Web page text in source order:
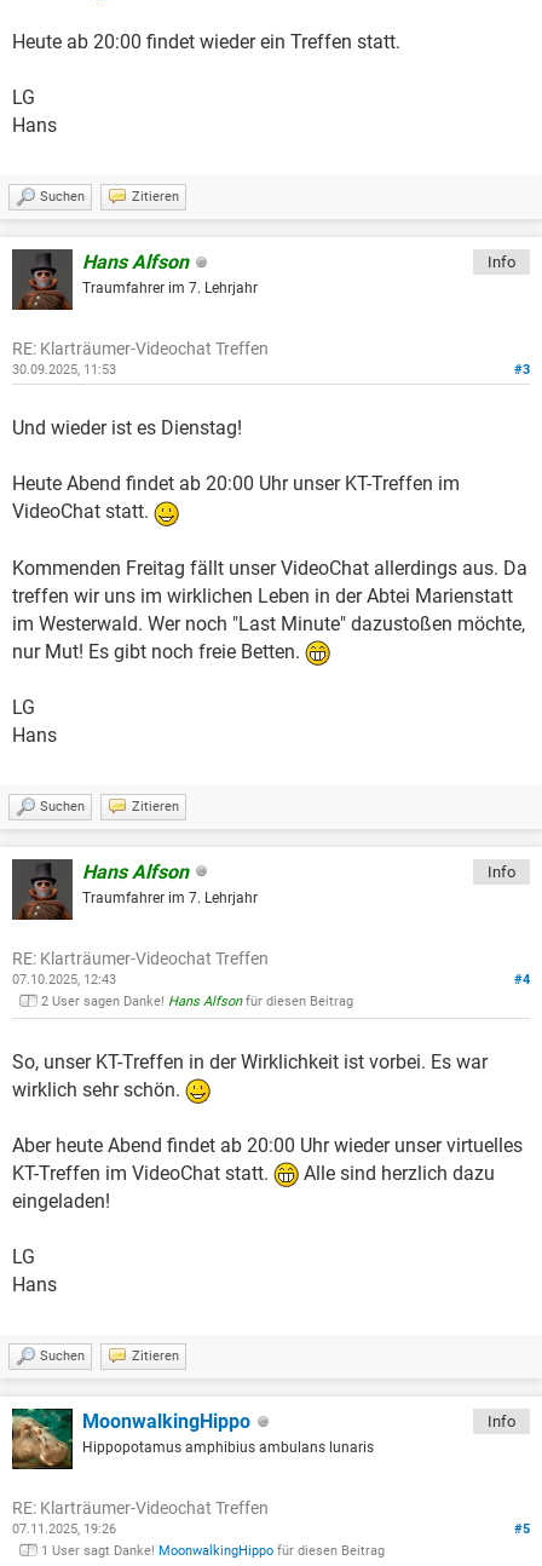
Heute ab 20:00 findet wieder ein Treffen statt.
LG
Hans
Suchen Zitieren
Hans Alfson
Traumfahrer im 7. Lehrjahr
Info
RE: Klarträumer-Videochat Treffen
#3
30.09.2025, 11:53
Und wieder ist es Dienstag!
Heute Abend findet ab 20:00 Uhr unser KT-Treffen im
VideoChat statt.
Kommenden Freitag fällt unser VideoChat allerdings aus. Da
treffen wir uns im wirklichen Leben in der Abtei Marienstatt
im Westerwald. Wer noch "Last Minute" dazustoßen möchte,
nur Mut! Es gibt noch freie Betten.
LG
Hans
Suchen Zitieren
Hans Alfson
Traumfahrer im 7. Lehrjahr
Info
RE: Klarträumer-Videochat Treffen
#4
07.10.2025, 12:43
2 User sagen Danke! Hans Alfsonfür diesen Beitrag
So, unser KT-Treffen in der Wirklichkeit ist vorbei. Es war
wirklich sehr schön.
Aber heute Abend findet ab 20:00 Uhr wieder unser virtuelles
KT-Treffen im VideoChat statt.
Alle sind herzlich dazu
eingeladen!
LG
Hans
Suchen Zitieren
MoonwalkingHippo
Hippopotamus amphibius ambulans lunaris
Info
RE: Klarträumer-Videochat Treffen
#5
07.11.2025, 19:26
1 User sagt Danke! MoonwalkingHippo für diesen Beitrag